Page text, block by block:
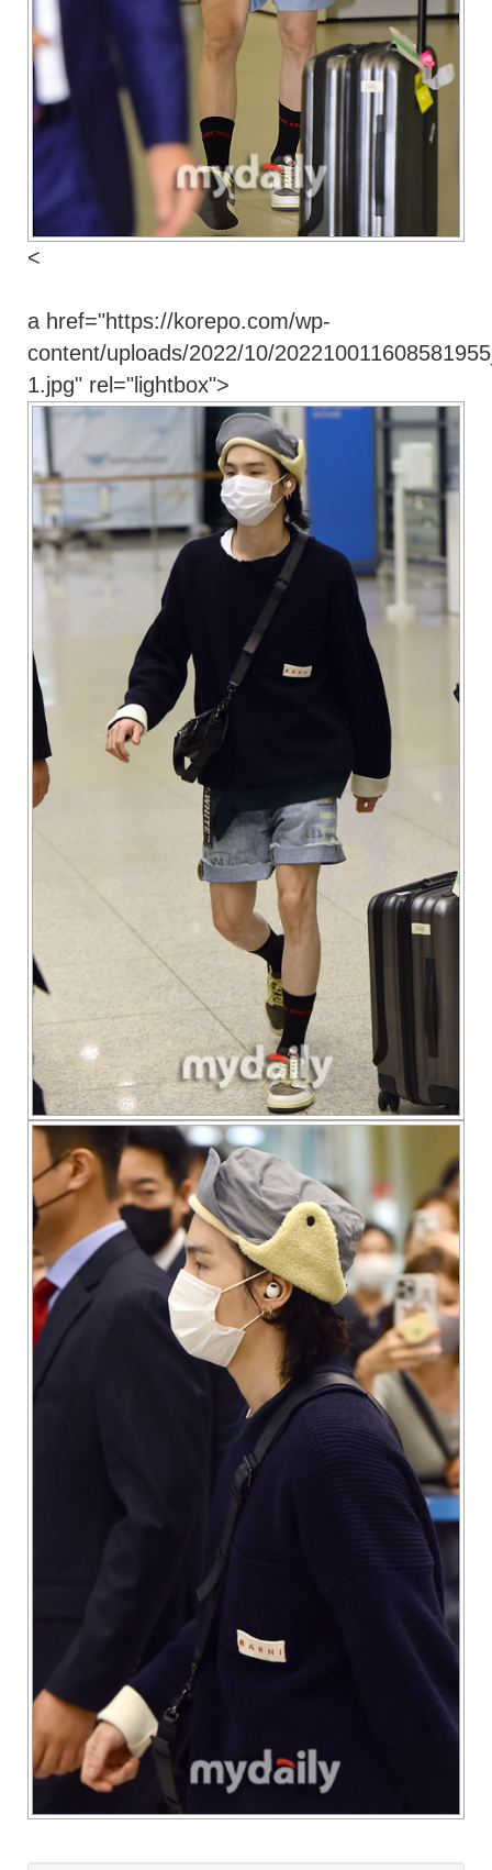
<
a href="https://korepo.com/wp-
content/uploads/2022/10/
1.jpg" rel="lightbox">